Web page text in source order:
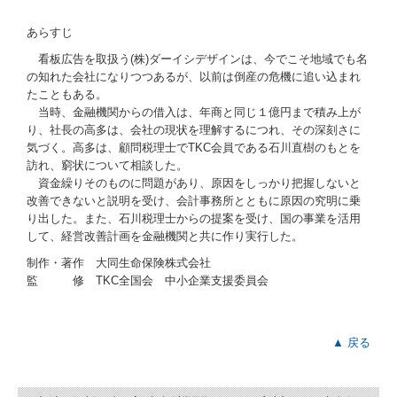
TKCモニタリング情報サービス
国の共済制度活用コーナー
あらすじ
看板広告を取扱う(株)ダーイシデザインは、今でこそ地域でも名
の知れた会社になりつつあるが、以前は倒産の危機に追い込まれ
たこともある。
当時、金融機関からの借入は、年商と同じ１億円まで積み上が
り、社長の高多は、会社の現状を理解するにつれ、その深刻さに
気づく。高多は、顧問税理士でTKC会員である石川直樹のもとを
訪れ、窮状について相談した。
資金繰りそのものに問題があり、原因をしっかり把握しないと
改善できないと説明を受け、会計事務所とともに原因の究明に乗
り出した。また、石川税理士からの提案を受け、国の事業を活用
して、経営改善計画を金融機関と共に作り実行した。
制作・著作 大同生命保険株式会社
監 修 TKC全国会 中小企業支援委員会
▲ 戻る